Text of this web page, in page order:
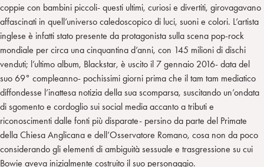
coppie con bambini piccoli- questi ultimi, curiosi e divertiti, girovagavano
affascinati in quell’universo caledoscopico di luci, suoni e colori. L’artista
inglese è infatti stato presente da protagonista sulla scena pop-rock
mondiale per circa una cinquantina d’anni, con 145 milioni di dischi
venduti; l’ultimo album, Blackstar, è uscito il 7 gennaio 2016- data del
suo 69° compleanno- pochissimi giorni prima che il tam tam mediatico
diffondesse l’inattesa notizia della sua scomparsa, suscitando un’ondata
di sgomento e cordoglio sui social media accanto a tributi e
riconoscimenti dalle fonti più disparate- persino da parte del Primate
della Chiesa Anglicana e dell’Osservatore Romano, cosa non da poco
considerando gli elementi di ambiguità sessuale e trasgressione su cui
Bowie aveva inizialmente costruito il suo personaggio.